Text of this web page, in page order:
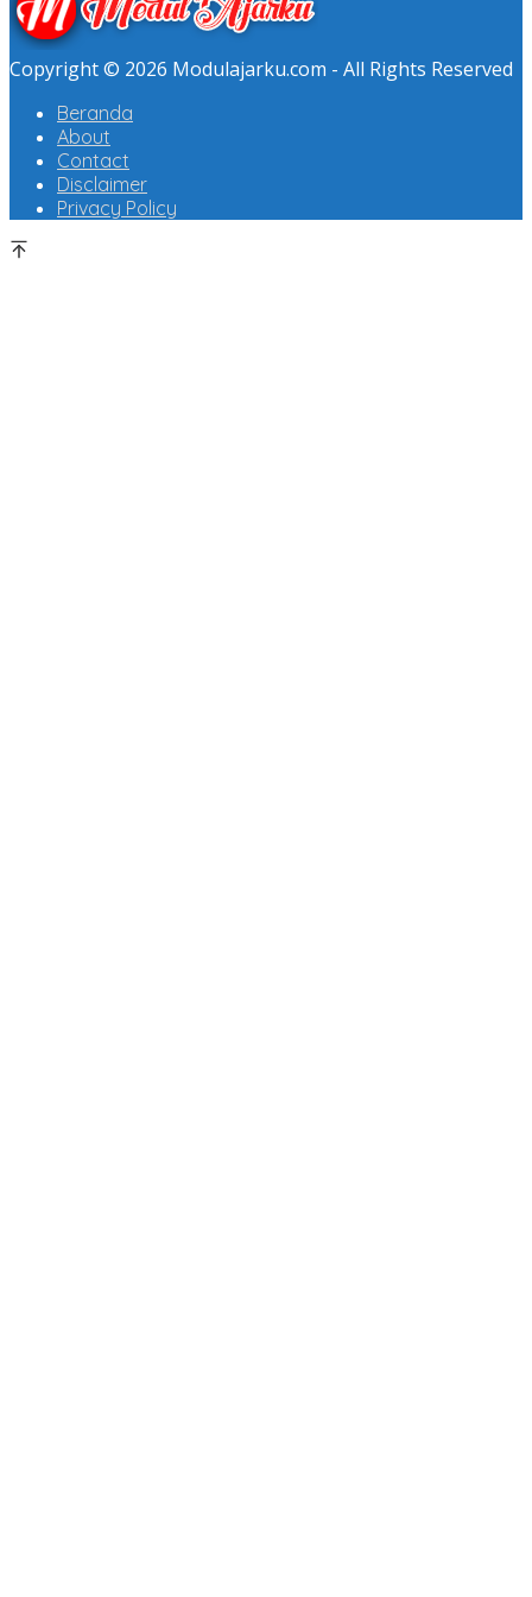
Copyright © 2026 Modulajarku.com - All Rights Reserved
Beranda
About
Contact
Disclaimer
Privacy Policy